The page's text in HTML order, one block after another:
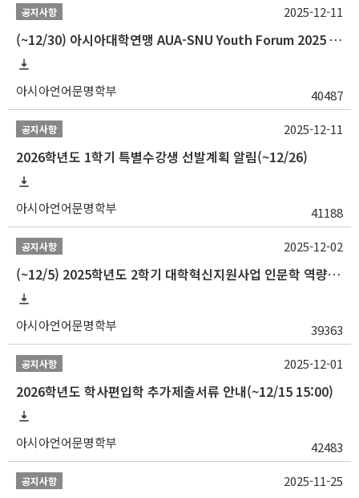
공지사항
(~12/30) 아시아대학연맹 AUA-SNU Youth Forum 2025 참가자 선발 안내
아시아언어문명학부 40487
2025-12-11
공지사항
2026학년도 1학기 특별수강생 선발계획 알림(~12/26)
아시아언어문명학부 41188
2025-12-11
공지사항
(~12/5) 2025학년도 2학기 대학혁신지원사업 인문학 역량강화 국제학술대회 참가 경비 지원 안내(2차)
아시아언어문명학부 39363
2025-12-02
공지사항
2026학년도 학사편입학 추가제출서류 안내(~12/15 15:00)
아시아언어문명학부 42483
2025-12-01
공지사항 2025-11-25